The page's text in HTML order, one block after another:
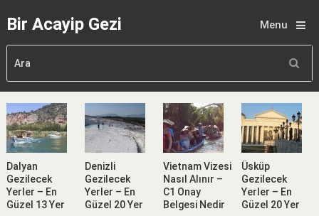
Bir Acayip Gezi Menu
Dalyan
Gezilecek
Yerler – En
Güzel 13 Yer
Denizli
Gezilecek
Yerler – En
Güzel 20 Yer
Vietnam Vizesi
Nasıl Alınır –
C1 Onay
Belgesi Nedir
Üsküp
Gezilecek
Yerler – En
Güzel 20 Yer